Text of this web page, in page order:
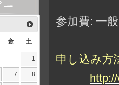
参加費: 一
申し込み
金 土
1
7 8